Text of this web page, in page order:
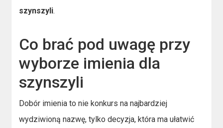
szynszyli.
Co brać pod uwagę przy
wyborze imienia dla
szynszyli
Dobór imienia to nie konkurs na najbardziej
wydziwioną nazwę, tylko decyzja, która ma ułatwić